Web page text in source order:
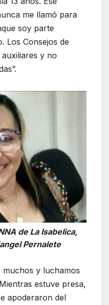
me llamó para
soy parte
Los Consejos de
y no
de La Isabelica,
Pernalete
muchos y luchamos
estuve presa,
apoderaron del